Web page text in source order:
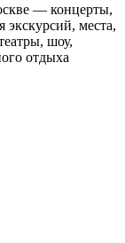
— концерты,
экскурсий, места,
шоу,
отдыха